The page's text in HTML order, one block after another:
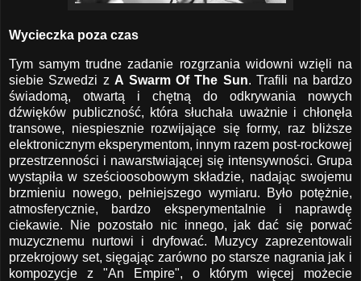
Wycieczka poza czas
Tym samym trudne zadanie rozgrzania widowni wzięli na
siebie Szwedzi z A Swarm Of The Sun. Trafili na bardzo
świadomą, otwartą i chętną do odkrywania nowych
dźwięków publiczność, która słuchała uważnie i chłonęła
transowe, niespiesznie rozwijające się formy, raz bliższe
elektronicznym eksperymentom, innym razem post-rockowej
przestrzenności i nawarstwiającej się intensywności. Grupa
wystąpiła w sześcioosobowym składzie, nadając swojemu
brzmieniu nowego, pełniejszego wymiaru. Było potężnie,
atmosferycznie, bardzo eksperymentalnie i naprawdę
ciekawie. Nie pozostało nic innego, jak dać się porwać
muzycznemu nurtowi i dryfować. Muzycy zaprezentowali
przekrojowy set, sięgając zarówno po starsze nagrania jak i
kompozycje z "An Empire", o którym więcej możecie